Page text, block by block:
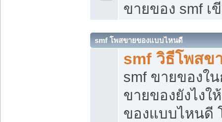
ขายของ smf เ
smf โพสขายของแบบไหนดี
smf วิธีโพสข
smf ขายของใ
ขายของยังไง
ของแบบไหนดี